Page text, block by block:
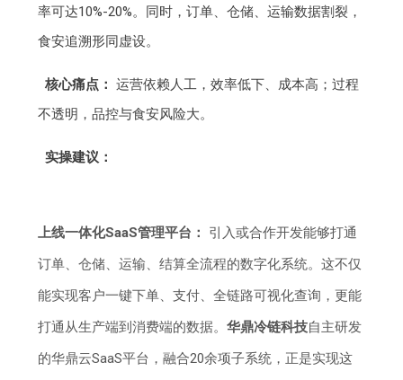
率可达10%-20%。同时，订单、仓储、运输数据割裂，
食安追溯形同虚设。
核心痛点： 运营依赖人工，效率低下、成本高；过程
不透明，品控与食安风险大。
实操建议：
上线一体化SaaS管理平台：
引入或合作开发能够打通
订单、仓储、运输、结算全流程的数字化系统。这不仅
能实现客户一键下单、支付、全链路可视化查询，更能
打通从生产端到消费端的数据。华鼎冷链科技自主研发
的华鼎云SaaS平台，融合20余项子系统，正是实现这